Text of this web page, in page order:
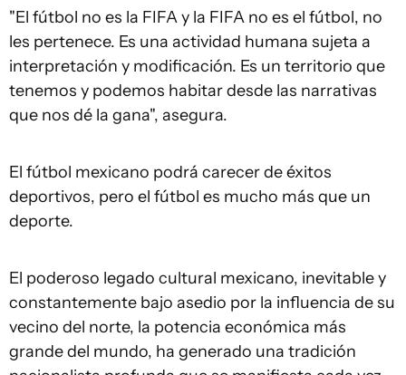
"El fútbol no es la FIFA y la FIFA no es el fútbol, no
les pertenece. Es una actividad humana sujeta a
interpretación y modificación. Es un territorio que
tenemos y podemos habitar desde las narrativas
que nos dé la gana", asegura.
El fútbol mexicano podrá carecer de éxitos
deportivos, pero el fútbol es mucho más que un
deporte.
El poderoso legado cultural mexicano, inevitable y
constantemente bajo asedio por la influencia de su
vecino del norte, la potencia económica más
grande del mundo, ha generado una tradición